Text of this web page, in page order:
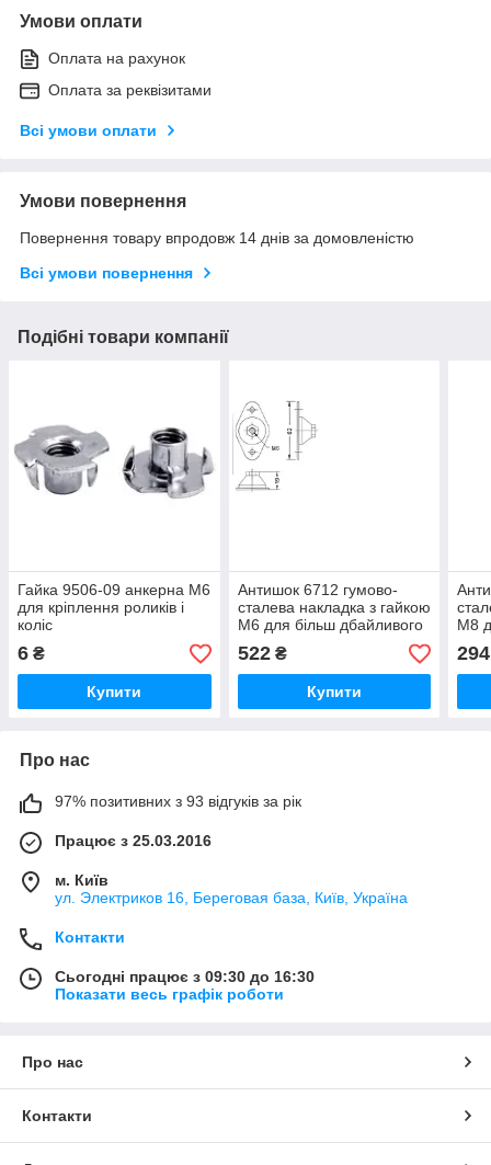
Умови оплати
Оплата на рахунок
Оплата за реквізитами
Всі умови оплати
Умови повернення
Повернення товару впродовж 14 днів за домовленістю
Всі умови повернення
Подібні товари компанії
Гайка 9506-09 анкерна М6
для кріплення роликів і
коліс
6 ₴
Купити
Антишок 6712 гумово-
сталева накладка з гайкою
М6 для більш дбайливого
транспортування
обладнання
522₴
Купити
М8
294
Про нас
97% позитивних з 93 відгуків за рік
Працює з 25.03.2016
м. Київ
ул. Электриков 16, Береговая база, Київ, Україна
Контакти
Сьогодні працює з 09:30 до 16:30
Показати весь графік роботи
Про нас
Контакти